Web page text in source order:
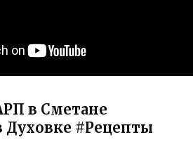
в Сметане
Духовке #Рецепты